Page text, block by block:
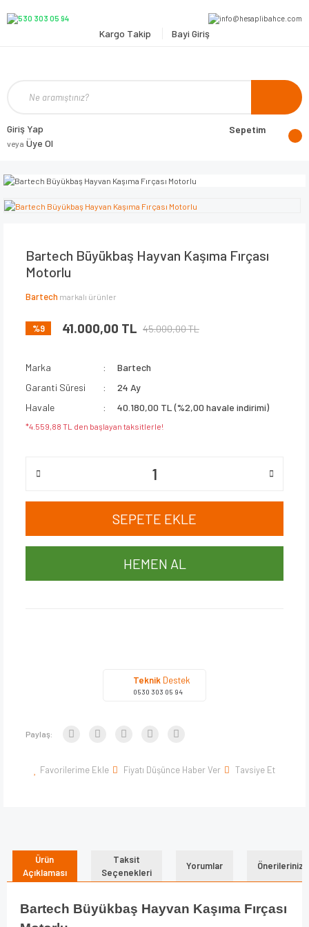
Kargo Takip Bayi Giriş
Giriş Yap
veya Üye Ol
Sepetim
Bartech Büyükbaş Hayvan Kaşıma Fırçası
Motorlu
Bartech markalı ürünler
%9 41.000,00 TL 45.000,00 TL
Marka
Bartech
Garanti Süresi
24 Ay
Havale
40.180,00 TL (%2,00 havale indirimi)
*4.559,88 TL den başlayan taksitlerle!
SEPETE EKLE
HEMEN AL
Teknik Destek
0530 303 05 94
Paylaş:
Favorilerime Ekle Fiyatı Düşünce Haber Ver Tavsiye Et
Ürün
Açıklaması
Taksit
Seçenekleri
Yorumlar Önerileriniz
Bartech Büyükbaş Hayvan Kaşıma Fırçası